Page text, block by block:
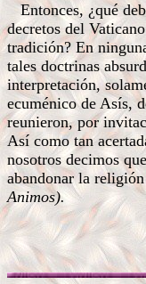
Entonces, ¿qué
decretos del
tradición? En
tales doctrinas
interpretación,
ecuménico de Asís,
reunieron, por
Así como tan
nosotros decimos
abandonar la
Animos).